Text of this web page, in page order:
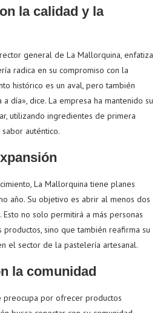
la calidad y la
general de La Mallorquina, enfatiza
radica en su compromiso con la
histórico es un aval, pero también
día», dice. La empresa ha mantenido su
utilizando ingredientes de primera
auténtico.
La Mallorquina tiene planes
año. Su objetivo es abrir al menos dos
Esto no solo permitirá a más personas
sino que también reafirma su
el sector de la pastelería artesanal.
la comunidad
preocupa por ofrecer productos